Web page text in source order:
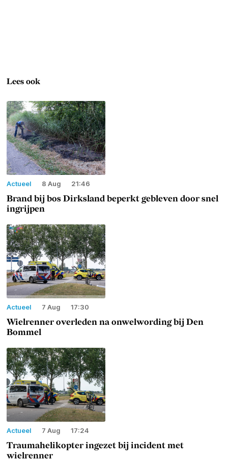
Lees ook
Actueel 8 Aug 21:46
Brand bij bos Dirksland beperkt gebleven door snel
ingrijpen
Actueel 7 Aug 17:30
Wielrenner overleden na onwelwording bij Den
Bommel
Actueel 7 Aug 17:24
Traumahelikopter ingezet bij incident met
wielrenner